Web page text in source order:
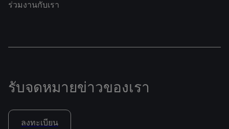
ร่วมงานกับเรา
รับจดหมายข่าวของเรา
ลงทะเบียน